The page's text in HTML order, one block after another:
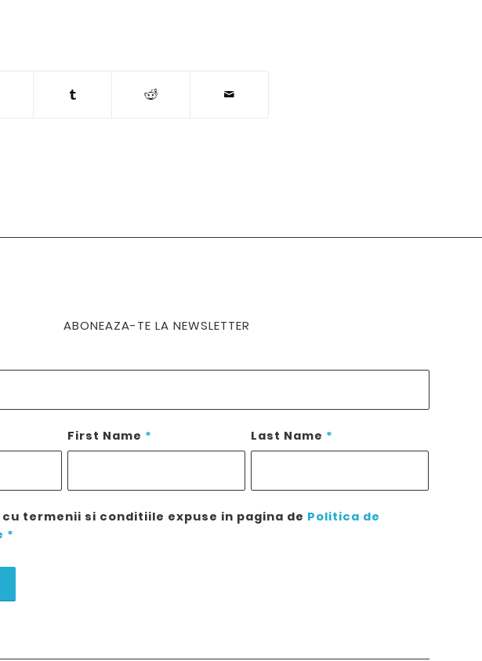
ABONEAZA-TE LA NEWSLETTER
First Name * Last Name *
termenii si conditiile expuse in pagina de Politica de
*